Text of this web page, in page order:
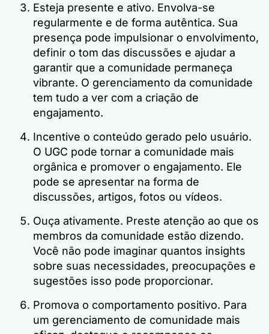
Esteja presente e ativo. Envolva-se
regularmente e de forma autêntica. Sua
presença pode impulsionar o envolvimento,
definir o tom das discussões e ajudar a
garantir que a comunidade permaneça
vibrante. O gerenciamento da comunidade
tem tudo a ver com a criação de
engajamento.
Incentive o conteúdo gerado pelo usuário.
O UGC pode tornar a comunidade mais
orgânica e promover o engajamento. Ele
pode se apresentar na forma de
discussões, artigos, fotos ou vídeos.
Ouça ativamente. Preste atenção ao que os
membros da comunidade estão dizendo.
Você não pode imaginar quantos insights
sobre suas necessidades, preocupações e
sugestões isso pode proporcionar.
Promova o comportamento positivo. Para
um gerenciamento de comunidade mais